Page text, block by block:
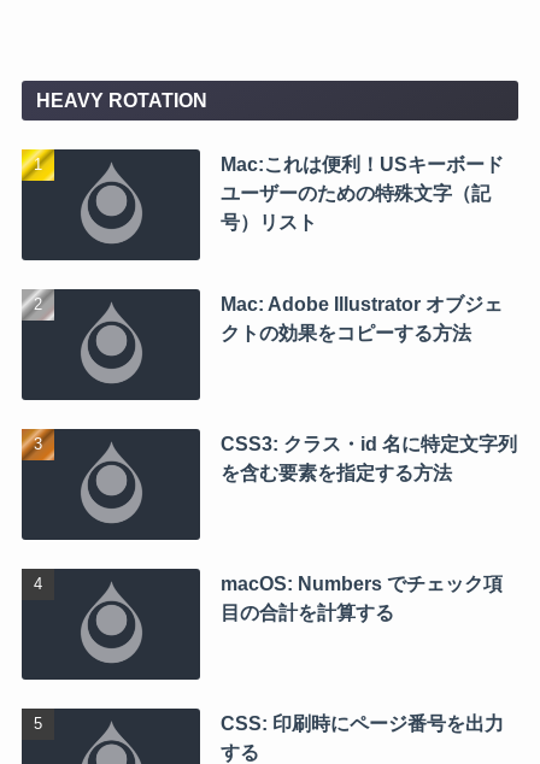
HEAVY ROTATION
Mac:これは便利！USキーボード
ユーザーのための特殊文字（記
号）リスト
Mac: Adobe Illustrator オブジェ
クトの効果をコピーする方法
CSS3: クラス・id 名に特定文字列
を含む要素を指定する方法
macOS: Numbers でチェック項
目の合計を計算する
CSS: 印刷時にページ番号を出力
する